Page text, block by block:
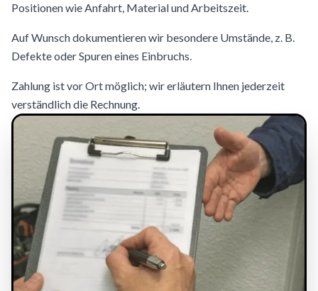
Positionen wie Anfahrt, Material und Arbeitszeit.
Auf Wunsch dokumentieren wir besondere Umstände, z. B.
Defekte oder Spuren eines Einbruchs.
Zahlung ist vor Ort möglich; wir erläutern Ihnen jederzeit
verständlich die Rechnung.